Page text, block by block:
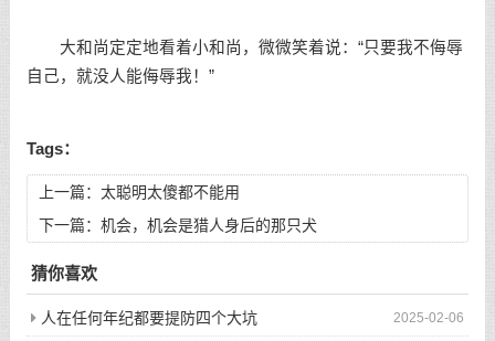
大和尚定定地看着小和尚，微微笑着说：“只要我不侮辱
自己，就没人能侮辱我！”
Tags：
上一篇： 太聪明太傻都不能用
下一篇： 机会，机会是猎人身后的那只犬
猜你喜欢
2025-02-06
人在任何年纪都要提防四个大坑